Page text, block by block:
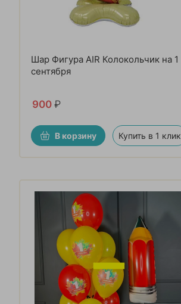
Шар Фигура AIR Колокольчик на 1
сентября
900 ₽
В корзину Купить в 1 клик